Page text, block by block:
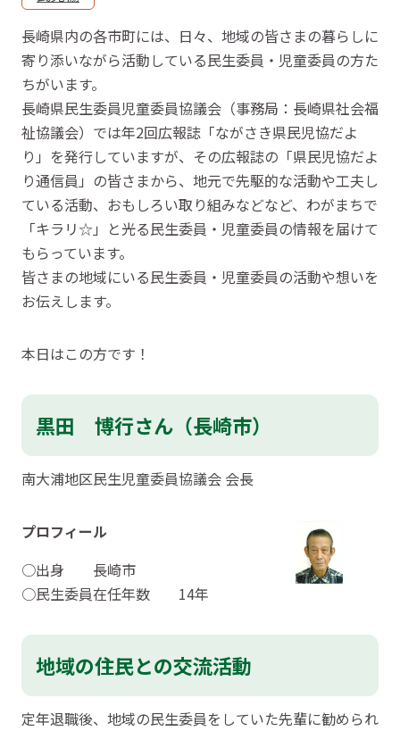
長崎県内の各市町には、日々、地域の皆さまの暮らしに
寄り添いながら活動している民生委員・児童委員の方た
ちがいます。
長崎県民生委員児童委員協議会（事務局：長崎県社会福
祉協議会）では年2回広報誌「ながさき県民児協だよ
り」を発行していますが、その広報誌の「県民児協だよ
り通信員」の皆さまから、地元で先駆的な活動や工夫し
ている活動、おもしろい取り組みなどなど、わがまちで
「キラリ☆」と光る民生委員・児童委員の情報を届けて
もらっています。
皆さまの地域にいる民生委員・児童委員の活動や想いを
お伝えします。
本日はこの方です！
黒田 博行さん（長崎市）
南大浦地区民生児童委員協議会 会長
プロフィール
○出身 長崎市
○民生委員在任年数 14年
地域の住民との交流活動
定年退職後、地域の民生委員をしていた先輩に勧められ